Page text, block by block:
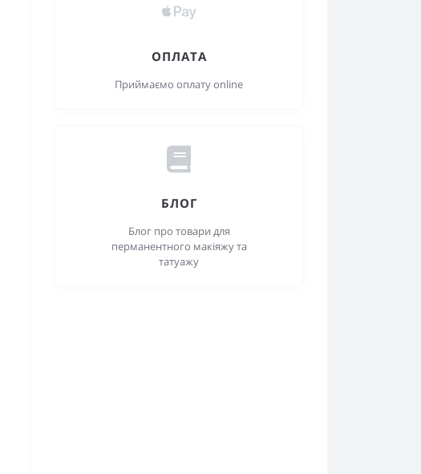
ОПЛАТА
Приймаємо оплату online
БЛОГ
Блог про товари для
перманентного макіяжу та
татуажу